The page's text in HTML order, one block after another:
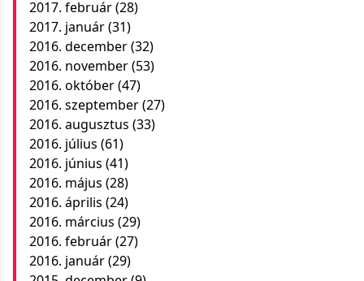
2017. február(28)
2017. január(31)
2016. december(32)
2016. november(53)
2016. október(47)
2016. szeptember(27)
2016. augusztus (33)
2016. július (61)
2016. június (41)
2016. május (28)
2016. április (24)
2016. március (29)
2016. február(27)
2016. január(29)